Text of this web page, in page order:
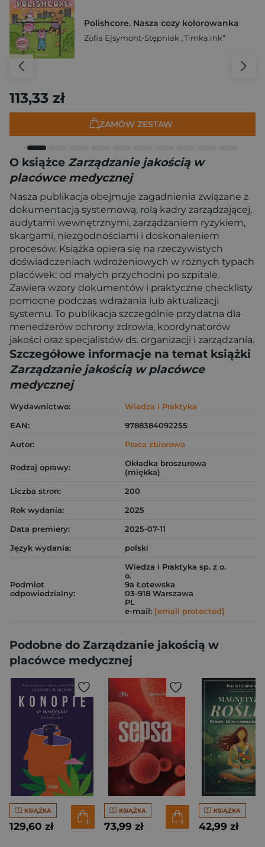
Polishcore. Nasza cozy kolorowanka
Zofia Ejsymont-Stępniak „Timka.ink”
113,33 zł
ZAMÓW ZESTAW
O książce Zarządzanie jakością w
placówce medycznej
Nasza publikacja obejmuje zagadnienia związane z
dokumentacją systemową, rolą kadry zarządzającej,
audytami wewnętrznymi, zarządzaniem ryzykiem,
skargami, niezgodnościami i doskonaleniem
procesów. Książka opiera się na rzeczywistych
doświadczeniach wdrożeniowych w różnych typach
placówek: od małych przychodni po szpitale.
Zawiera wzory dokumentów i praktyczne checklisty
pomocne podczas wdrażania lub aktualizacji
systemu. To publikacja szczególnie przydatna dla
menedżerów ochrony zdrowia, koordynatorów
jakości oraz specjalistów ds. organizacji i zarządzania.
Szczegółowe informacje na temat książki
Zarządzanie jakością w placówce
medycznej
Wydawnictwo:
Wiedza i Praktyka
EAN:
9788384092255
Autor:
Praca zbiorowa
Rodzaj oprawy:
Okładka broszurowa
(miękka)
Liczba stron:
200
Rok wydania:
2025
Data premiery:
2025-07-11
Język wydania:
polski
Podmiot
odpowiedzialny:
Wiedza i Praktyka sp. z o.
o.
9a Łotewska
03-918 Warszawa
PL
e-mail: [email protected]
Podobne do Zarządzanie jakością w
placówce medycznej
KSIĄŻKA
129,60 zł
KSIĄŻKA
73,99 zł
KSIĄŻKA
42,99 zł